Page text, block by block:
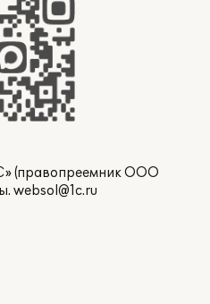
(правопреемник ООО
websol@1c.ru